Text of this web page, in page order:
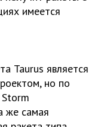
имеется
Taurus является
но по
же самая